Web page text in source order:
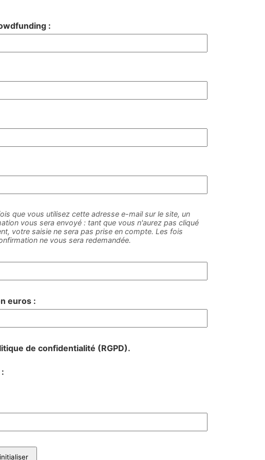
:
que vous utilisez cette adresse e-mail sur le site, un
vous sera envoyé : tant que vous n'aurez pas cliqué
votre saisie ne sera pas prise en compte. Les fois
ne vous sera redemandée.
euros :
de confidentialité (RGPD).